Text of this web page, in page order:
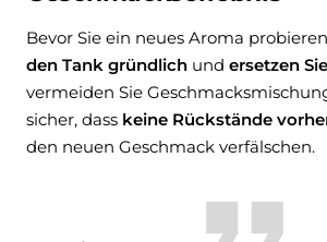
Bevor Sie ein neues Aroma
den Tank gründlich und ersetzen
vermeiden Sie
sicher, dass keine Rückstände
den neuen Geschmack verfälschen.